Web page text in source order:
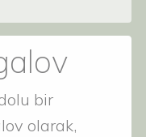
bir
olarak,